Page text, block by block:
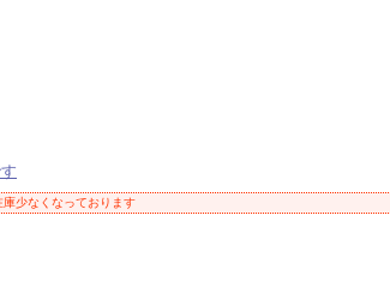
庫少なくなっております